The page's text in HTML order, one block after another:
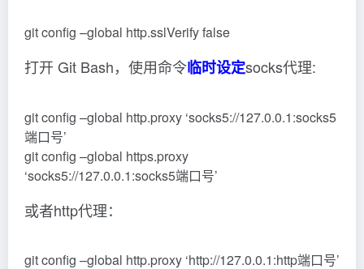
git config –global http.sslVerify false
打开 Git Bash，使用命令临时设定socks代理:
git config –global http.proxy ‘socks5://127.0.0.1:socks5
端口号’
git config –global https.proxy
‘socks5://127.0.0.1:socks5端口号’
或者http代理：
git config –global http.proxy ‘http://127.0.0.1:http端口号’